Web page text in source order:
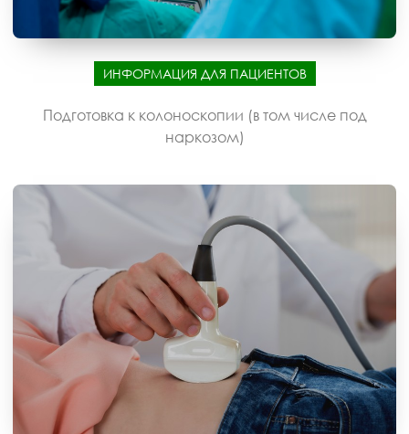
ИНФОРМАЦИЯ ДЛЯ ПАЦИЕНТОВ
Подготовка к колоноскопии (в том числе под
наркозом)